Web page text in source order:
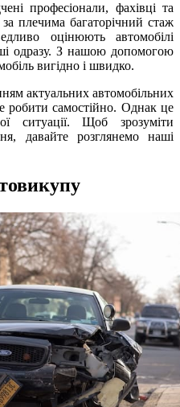
професіонали, фахівці та
плечима багаторічний стаж
оцінюють автомобілі
одразу. З нашою допомогою
вигідно і швидко.
актуальних автомобільних
робити самостійно. Однак це
ситуації. Щоб зрозуміти
давайте розглянемо наші